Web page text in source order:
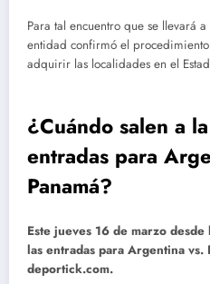
Para tal encuentro que se llevará
entidad confirmó el
adquirir las localidades en el
¿Cuándo salen a
entradas para
Panamá?
Este jueves 16 de marzo
las entradas para Argentina vs.
deportick.com.